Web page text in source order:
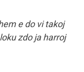
e do vi takoj
zdo ja harroj